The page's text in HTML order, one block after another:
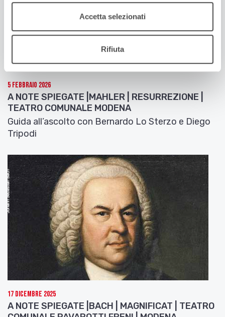
Accetta selezionati
Rifiuta
5 Febbraio 2026
A NOTE SPIEGATE |MAHLER | RESURREZIONE |
TEATRO COMUNALE MODENA
Guida all’ascolto con Bernardo Lo Sterzo e Diego
Tripodi
17 Dicembre 2025
A NOTE SPIEGATE |BACH | MAGNIFICAT | TEATRO